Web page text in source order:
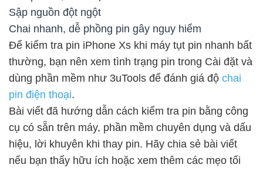
Sập nguồn đột ngột
Chai nhanh, dễ phồng pin gây nguy hiểm
Để kiểm tra pin iPhone Xs khi máy tụt pin nhanh bất
thường, bạn nên xem tình trạng pin trong Cài đặt và
dùng phần mềm như 3uTools để đánh giá độ chai
pin điện thoại.
Bài viết đã hướng dẫn cách kiểm tra pin bằng công
cụ có sẵn trên máy, phần mềm chuyên dụng và dấu
hiệu, lời khuyên khi thay pin. Hãy chia sẻ bài viết
nếu bạn thấy hữu ích hoặc xem thêm các mẹo tối